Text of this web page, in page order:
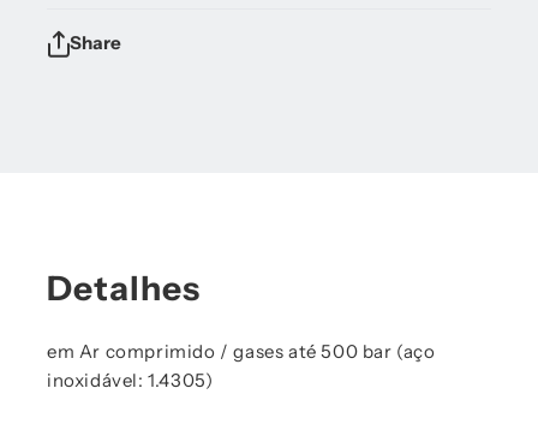
Share
Detalhes
em Ar comprimido / gases até 500 bar (aço
inoxidável: 1.4305)